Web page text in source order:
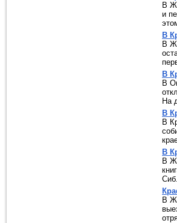
В
и
В
В
В
В
На
В
В
В
В
В